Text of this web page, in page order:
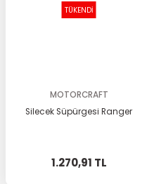
TÜKENDİ
MOTORCRAFT
Silecek Süpürgesi Ranger
1.270,91 TL